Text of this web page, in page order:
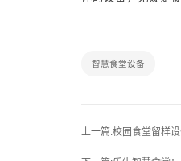
智慧食堂设备
上一篇:校园食堂留样